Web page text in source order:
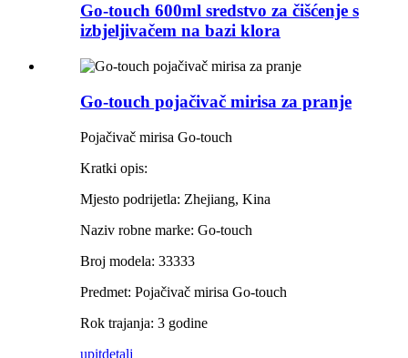
Go-touch 600ml sredstvo za čišćenje s
izbjeljivačem na bazi klora
Go-touch pojačivač mirisa za pranje
Pojačivač mirisa Go-touch
Kratki opis:
Mjesto podrijetla: Zhejiang, Kina
Naziv robne marke: Go-touch
Broj modela: 33333
Predmet: Pojačivač mirisa Go-touch
Rok trajanja: 3 godine
upitdetalj